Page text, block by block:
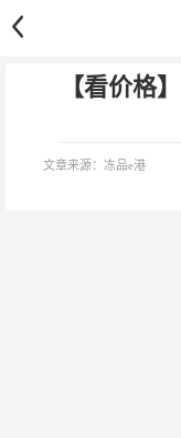
【看价格】
文章来源： 冻品e港